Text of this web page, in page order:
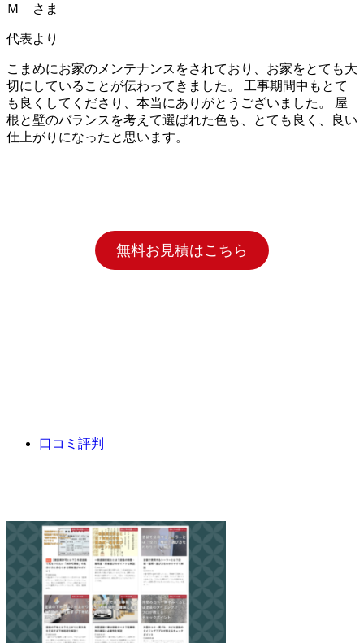
Ｍ さま
代表より
こまめにお家のメンテナンスをされており、お家をとても大
切にしていることが伝わってきました。 工事期間中もとて
も良くしてくださり、本当にありがとうございました。 屋
根と壁のバランスを考えて選ばれた色も、とても良く、良い
仕上がりになったと思います。
無料お見積はこちら
口コミ評判